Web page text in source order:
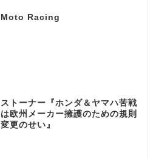
Moto Racing
ストーナー『ホンダ＆ヤマハ苦戦
は欧州メーカー擁護のための規則
変更のせい』